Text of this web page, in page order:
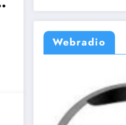
Webradio